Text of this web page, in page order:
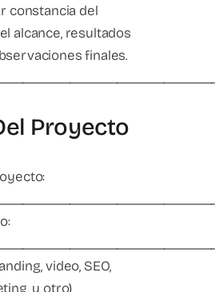
constancia del
alcance, resultados
finales.
Proyecto
video, SEO,
u otro)